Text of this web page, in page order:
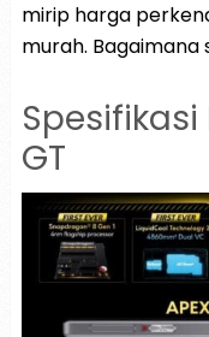
mirip harga
murah. Bagaimana
Spesifikasi
GT